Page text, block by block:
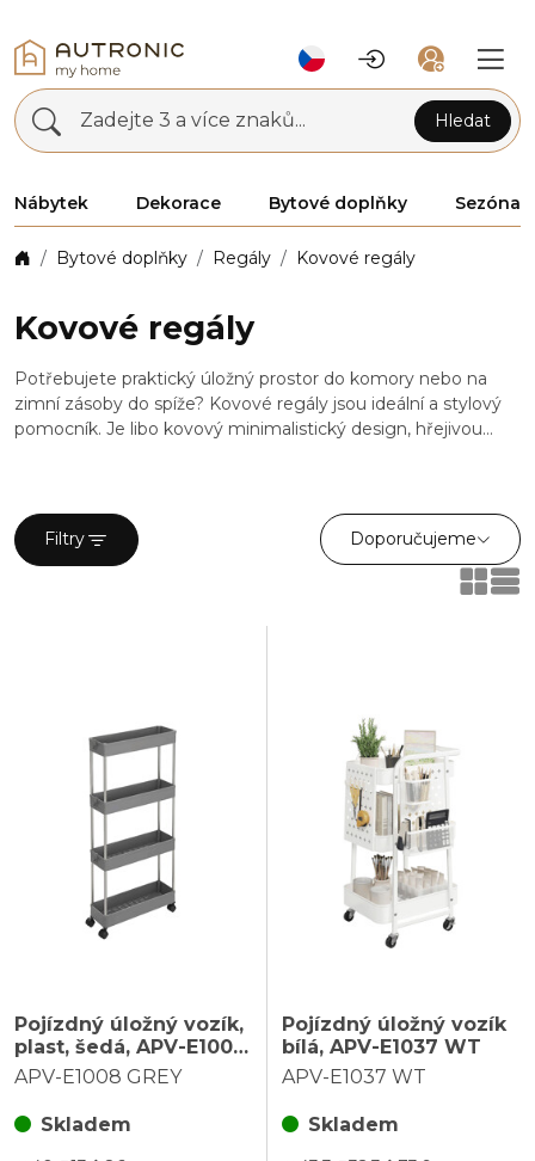
Zadejte 3 a více znaků... Hledat
Nábytek Dekorace Bytové doplňky Sezóna
Bytové doplňky Regály Kovové regály
Kovové regály
Potřebujete praktický úložný prostor do komory nebo na
zimní zásoby do spíže? Kovové regály jsou ideální a stylový
pomocník. Je libo kovový minimalistický design, hřejivou
mrknout i na další designové doplňky a drobný nábytek z
naší nabídky.
Filtry Doporučujeme
Pojízdný úložný vozík,
plast, šedá, APV-E1008
GREY
APV-E1008 GREY
Skladem
Pojízdný úložný vozík
bílá, APV-E1037 WT
APV-E1037 WT
Skladem